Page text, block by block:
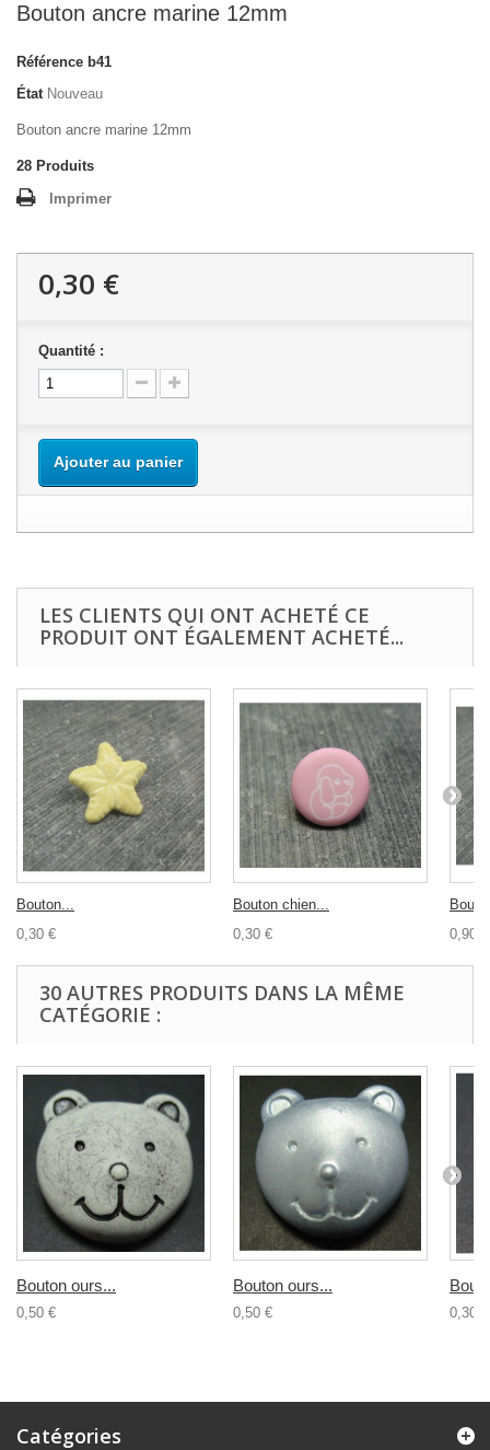
Bouton ancre marine 12mm
Référence b41
État Nouveau
Bouton ancre marine 12mm
28 Produits
Imprimer
0,30 €
Quantité :
Ajouter au panier
LES CLIENTS QUI ONT ACHETÉ CE
PRODUIT ONT ÉGALEMENT ACHETÉ...
Bouton...
0,30 €
Bouton chien...
0,30 €
0,90 €
30 AUTRES PRODUITS DANS LA MÊME
CATÉGORIE :
Bouton ours...
0,50 €
Bouton ours...
0,50 € 0,30 €
Catégories